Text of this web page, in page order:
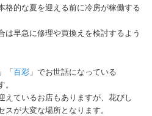
格的な夏を迎える前に冷房が稼働する
は早急に修理や買換えを検討するよう
」「百彩 」でお世話になっている
えているお店もありますが、花びし
が大変な場所となります。